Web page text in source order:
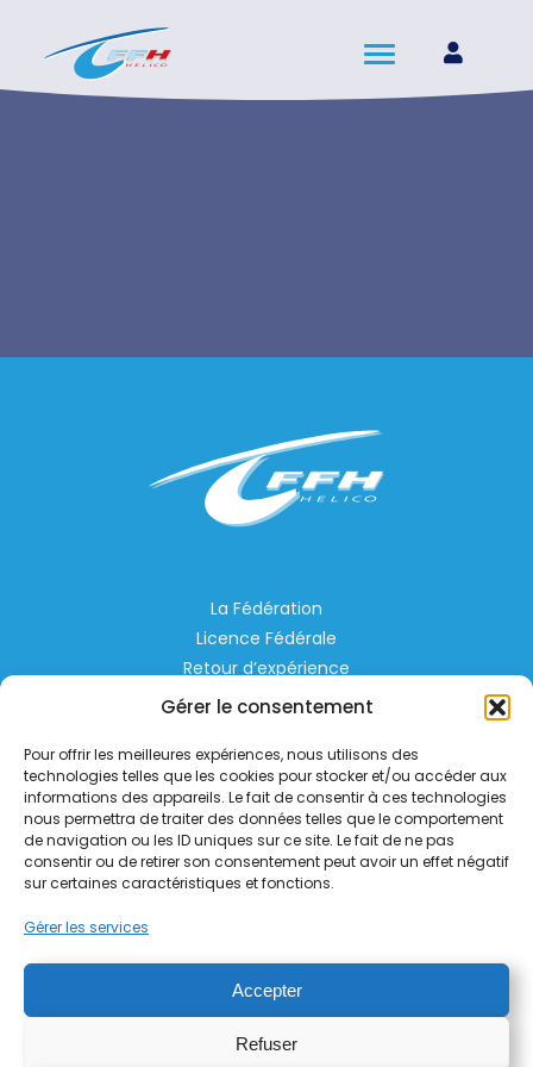
Gérer le consentement
Pour offrir les meilleures expériences, nous utilisons des
technologies telles que les cookies pour stocker et/ou accéder aux
informations des appareils. Le fait de consentir à ces technologies
nous permettra de traiter des données telles que le comportement
de navigation ou les ID uniques sur ce site. Le fait de ne pas
consentir ou de retirer son consentement peut avoir un effet négatif
sur certaines caractéristiques et fonctions.
Gérer les services
Accepter
Refuser
La Fédération
Licence Fédérale
Retour d’expérience
Espace Privé
Liens Utiles
Aérodrome de Lognes Emerainville
77185 LOGNES
contact@helico.org